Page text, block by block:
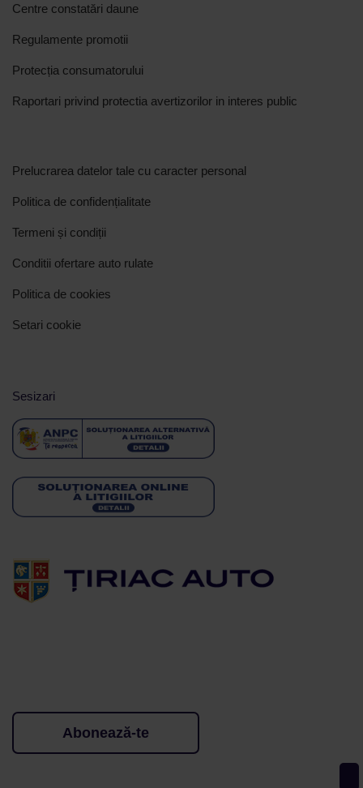
Centre constatări daune
Regulamente promotii
Protecția consumatorului
Raportari privind protectia avertizorilor in interes public
Prelucrarea datelor tale cu caracter personal
Politica de confidențialitate
Termeni și condiții
Conditii ofertare auto rulate
Politica de cookies
Setari cookie
Sesizari
Abonează-te